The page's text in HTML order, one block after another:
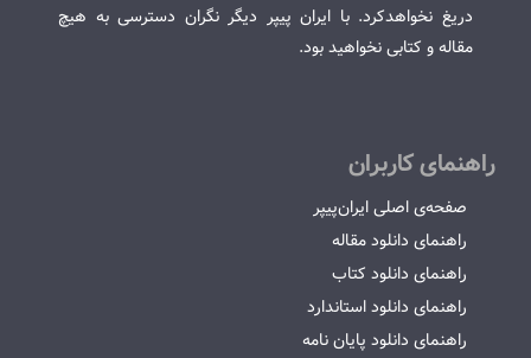
دریغ نخواهدکرد. با ایران پیپر دیگر نگران دسترسی به هیچ
مقاله و کتابی نخواهید بود.
راهنمای کاربران
صفحه‌ی اصلی ایران‌پیپر
راهنمای دانلود مقاله
راهنمای دانلود کتاب
راهنمای دانلود استاندارد
راهنمای دانلود پایان نامه